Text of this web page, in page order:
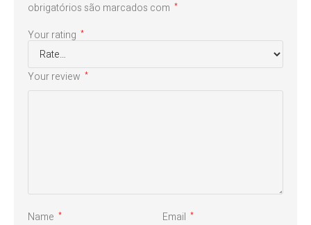
obrigatórios são marcados com *
Your rating *
Your review *
Name * Email *